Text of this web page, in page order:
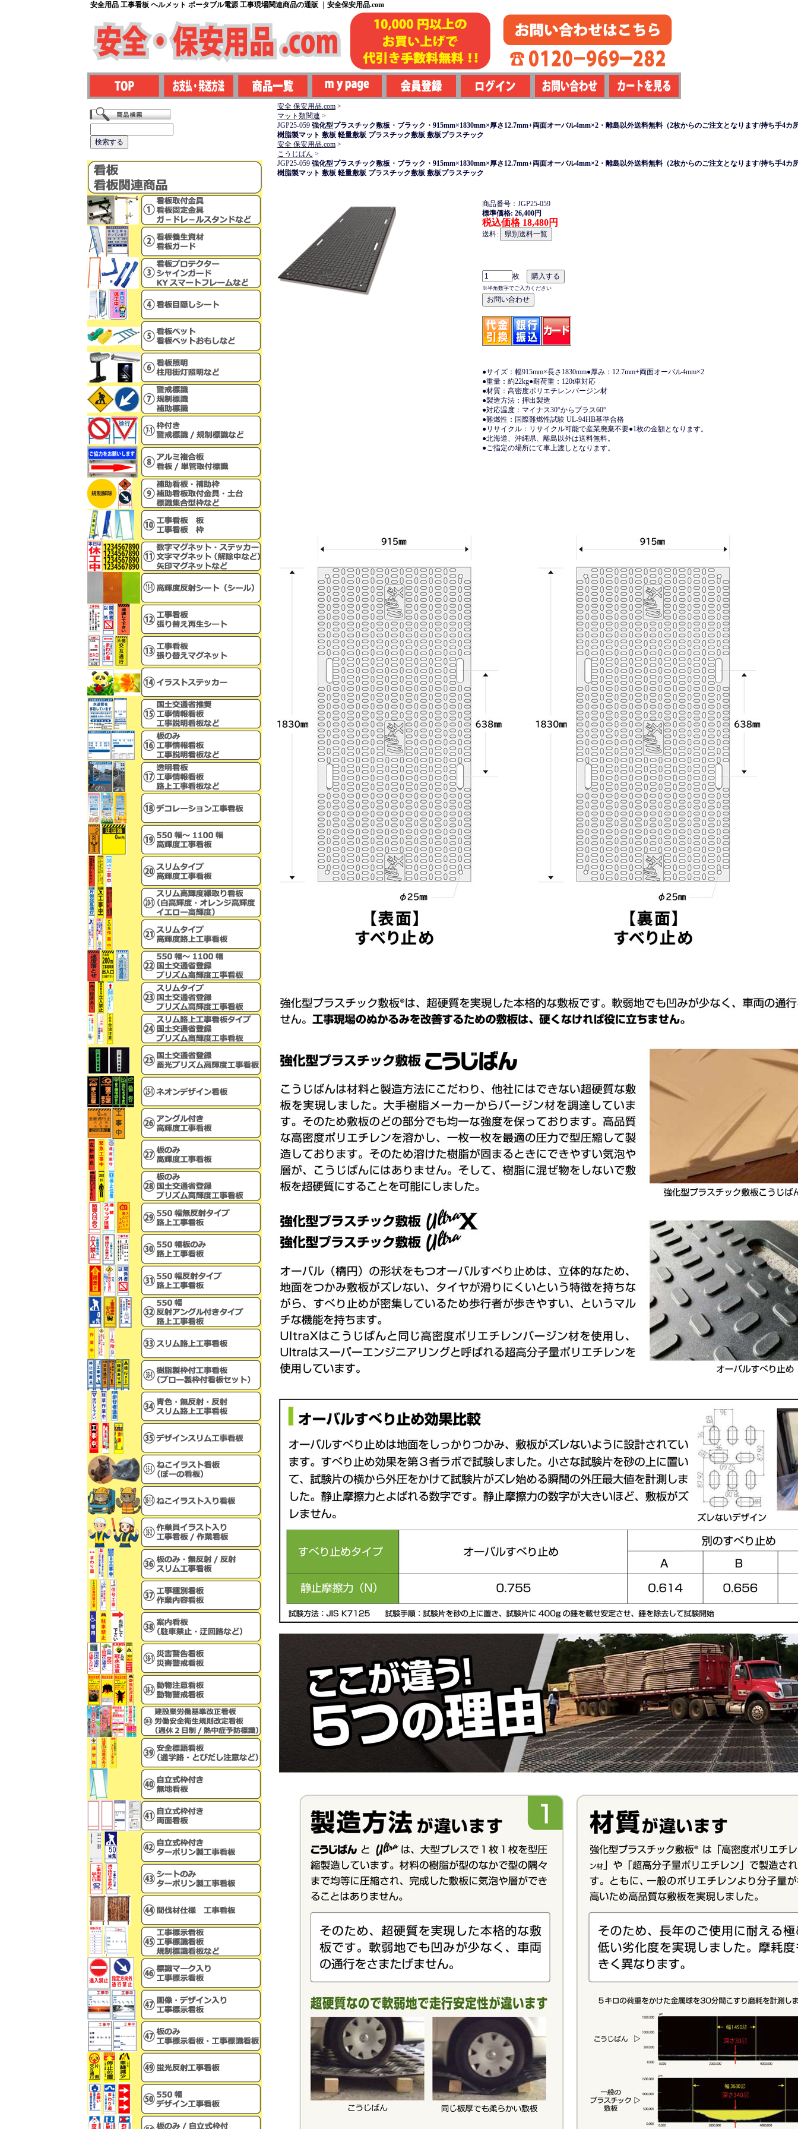
安全用品 工事看板 ヘルメット ポータブル電源 工事現場関連商品の通販 ｜安全保安用品.com
安全 保安用品.com >
マット類関連 >
JGP25-059 強化型プラスチック敷板・ブラック・915mm×1830mm×厚さ12.7mm+両面オーバル4mm×2・離島以外送料無料（2枚からのご注文となります/持ち手4カ
樹脂製マット 敷板 軽量敷板 プラスチック敷板 敷板プラスチック
安全 保安用品.com >
こうじばん >
JGP25-059 強化型プラスチック敷板・ブラック・915mm×1830mm×厚さ12.7mm+両面オーバル4mm×2・離島以外送料無料（2枚からのご注文となります/持ち手4カ
樹脂製マット 敷板 軽量敷板 プラスチック敷板 敷板プラスチック
商品番号：JGP25-059
標準価格: 26,400円
税込価格 18,480円
送料:
枚
※半角数字でご入力ください
●サイズ：幅915mm×長さ1830mm●厚み：12.7mm+両面オーバル4mm×2
●重量：約22kg●耐荷重：120t車対応
●材質：高密度ポリエチレンバージン材
●製造方法：押出製造
●対応温度：マイナス30°からプラス60°
●難燃性：国際難燃性試験 UL-94HB基準合格
●リサイクル：リサイクル可能で産業廃棄不要●1枚の金額となります。
●北海道、沖縄県、離島以外は送料無料。
●ご指定の場所にて車上渡しとなります。